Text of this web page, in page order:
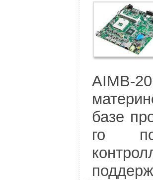
AIMB-
базе
го